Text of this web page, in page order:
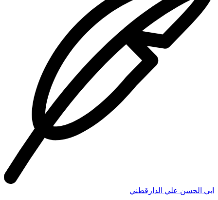
ابي الحسن علي الدارقطني